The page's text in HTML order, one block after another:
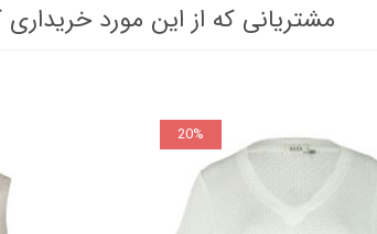
مشتریانی که از این مورد خریداری
20%